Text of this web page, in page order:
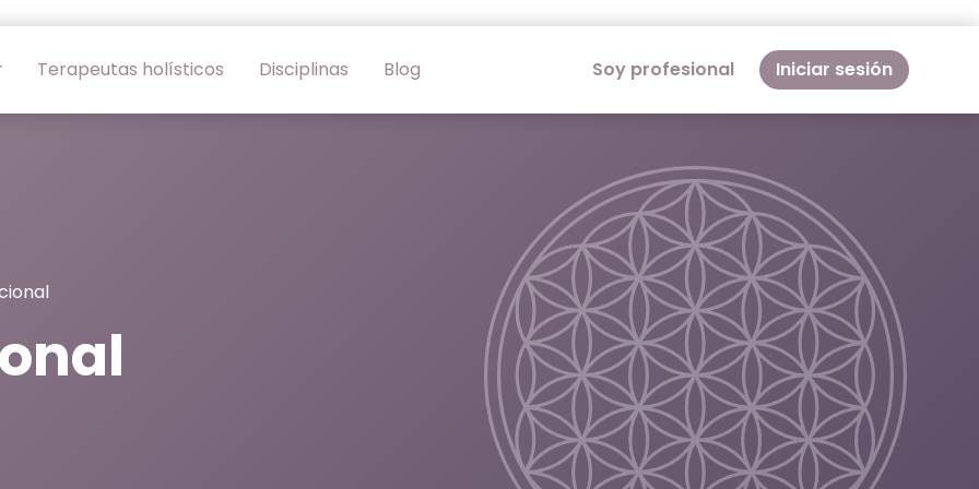
Terapeutas holísticos Disciplinas Blog Soy profesional Iniciar sesión